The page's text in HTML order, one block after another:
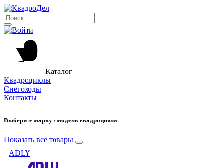
Каталог
Квадроциклы
Снегоходы
Контакты
Выберите марку / модель квадроцикла
Показать все товары
ADLY